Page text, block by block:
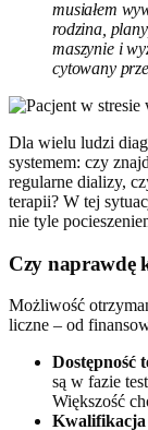
musiałem
rodzina,
maszynie i
cytowany
Dla wielu ludzi
systemem: czy
regularne dializy,
terapii? W tej
nie tyle
Czy naprawdę
Możliwość
liczne – od
Dostępność
są w fazie
Większość
Kwalifikacja